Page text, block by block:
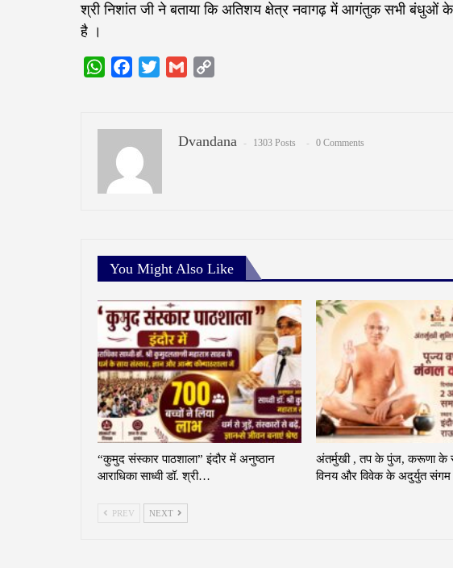
श्री निशांत जी ने बताया कि अतिशय क्षेत्र नवागढ़ में आगंतुक सभी बंधुओं
है ।
WhatsAppFacebook
Twitter Gmail
Dvandana 1303 Posts 0 Comments
You Might Also Like
“कुमुद संस्कार पाठशाला” इंदौर में अनुष्ठान
आराधिका साध्वी डॉ. श्री…
अंतर्मुखी , तप के पुंज, करूणा के
विनय और विवेक के अदुर्युत
PREV NEXT